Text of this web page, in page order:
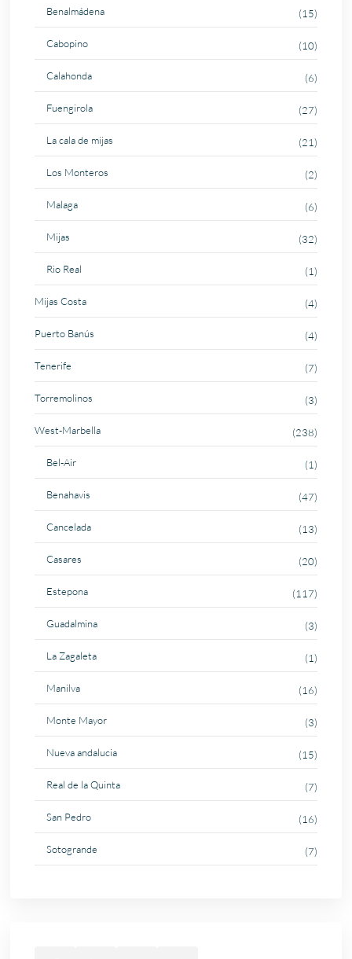
Benalmádena (15)
Cabopino (10)
Calahonda (6)
Fuengirola (27)
La cala de mijas (21)
Los Monteros (2)
Malaga (6)
Mijas (32)
Rio Real (1)
Mijas Costa (4)
Puerto Banús (4)
Tenerife (7)
Torremolinos (3)
West-Marbella (238)
Bel-Air (1)
Benahavis (47)
Cancelada (13)
Casares (20)
Estepona (117)
Guadalmina (3)
La Zagaleta (1)
Manilva (16)
Monte Mayor (3)
Nueva andalucia (15)
Real de la Quinta (7)
San Pedro (16)
Sotogrande (7)